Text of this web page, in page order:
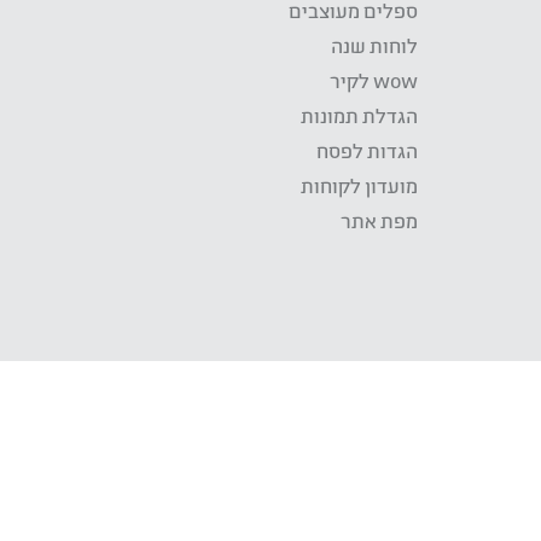
ספלים מעוצבים
לוחות שנה
wow לקיר
הגדלת תמונות
הגדות לפסח
מועדון לקוחות
מפת אתר